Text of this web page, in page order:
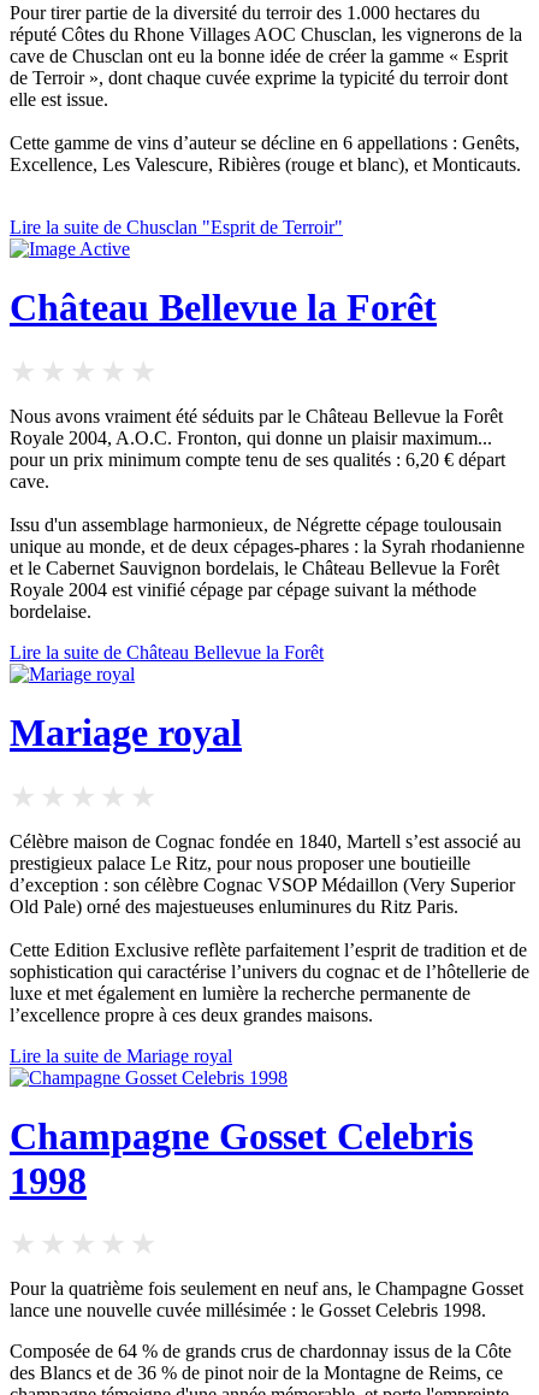
Pour tirer partie de la diversité du terroir des 1.000 hectares du
réputé Côtes du Rhone Villages AOC Chusclan, les vignerons de la
cave de Chusclan ont eu la bonne idée de créer la gamme « Esprit
de Terroir », dont chaque cuvée exprime la typicité du terroir dont
elle est issue.
Cette gamme de vins d’auteur se décline en 6 appellations : Genêts,
Excellence, Les Valescure, Ribières (rouge et blanc), et Monticauts.
Lire la suite de Chusclan "Esprit de Terroir"
Château Bellevue la Forêt
Nous avons vraiment été séduits par le Château Bellevue la Forêt
Royale 2004, A.O.C. Fronton, qui donne un plaisir maximum...
pour un prix minimum compte tenu de ses qualités : 6,20 € départ
cave.
Issu d'un assemblage harmonieux, de Négrette cépage toulousain
unique au monde, et de deux cépages-phares : la Syrah rhodanienne
et le Cabernet Sauvignon bordelais, le Château Bellevue la Forêt
Royale 2004 est vinifié cépage par cépage suivant la méthode
bordelaise.
Lire la suite de Château Bellevue la Forêt
Mariage royal
Célèbre maison de Cognac fondée en 1840, Martell s’est associé au
prestigieux palace Le Ritz, pour nous proposer une boutieille
d’exception : son célèbre Cognac VSOP Médaillon (Very Superior
Old Pale) orné des majestueuses enluminures du Ritz Paris.
Cette Edition Exclusive reflète parfaitement l’esprit de tradition et de
sophistication qui caractérise l’univers du cognac et de l’hôtellerie de
luxe et met également en lumière la recherche permanente de
l’excellence propre à ces deux grandes maisons.
Lire la suite de Mariage royal
Champagne Gosset Celebris
1998
Pour la quatrième fois seulement en neuf ans, le Champagne Gosset
lance une nouvelle cuvée millésimée : le Gosset Celebris 1998.
Composée de 64 % de grands crus de chardonnay issus de la Côte
des Blancs et de 36 % de pinot noir de la Montagne de Reims, ce